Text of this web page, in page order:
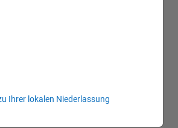
Ihrer lokalen Niederlassung